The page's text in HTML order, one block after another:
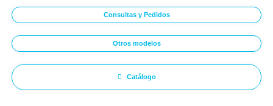
Consultas y Pedidos
Otros modelos
Catálogo